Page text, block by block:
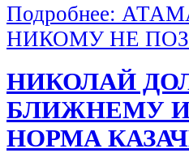
Подробнее:
НИКОМУ НЕ
НИКОЛАЙ
БЛИЖНЕМУ
НОРМА